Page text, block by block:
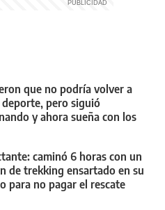
que no podría volver a
deporte, pero siguió
y ahora sueña con los
caminó 6 horas con un
de trekking ensartado en su
para no pagar el rescate